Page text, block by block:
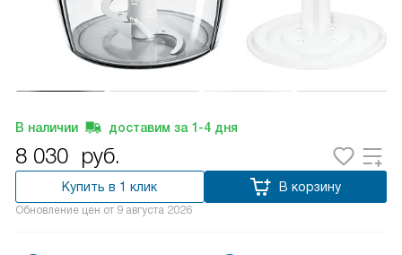
В наличии доставим за 1-4 дня
8 030 руб.
Купить в 1 клик В корзину
Обновление цен от 9 августа 2026